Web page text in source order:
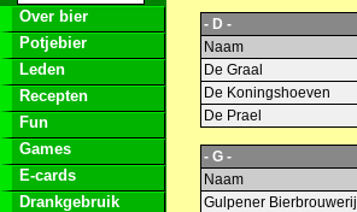
Over bier
Potjebier
Leden
Recepten
Fun
Games
E-cards
Drankgebruik
- D -
Naam
De Graal
De Koningshoeven
De Prael
- G -
Naam
Gulpener Bierbrouwerij